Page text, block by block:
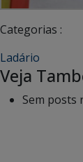
Categorias :
Ladário
Veja
Sem posts